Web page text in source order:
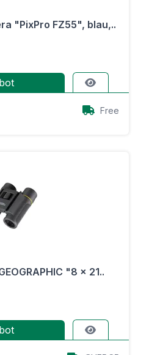
"PixPro FZ55", blau,..
Free
"8 x 21..